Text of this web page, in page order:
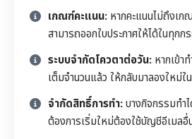
เกณฑ์คะแนน: หากคะแนนไม่ถึงเก
สามารถออกใบประกาศให้ได้ในทุก
ระบบจำกัดโควตาต่อวัน: หากเข้า
เต็มจำนวนแล้ว ให้กลับมาลองใหม่ใ
จำกัดสิทธิ์การทำ:บางกิจกรรมทำ
ต้องการเริ่มใหม่ต้องใช้บัญชีอีเมลอื่